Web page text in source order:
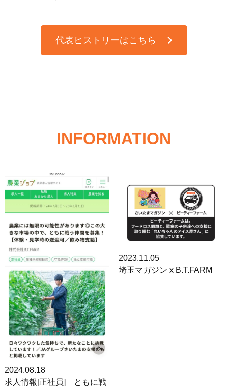
代表ヒストリーはこちら
INFORMATION
2024.08.18
求人情報[正社員] ともに戦
2023.11.05
埼玉マガジン x B.T.FARM